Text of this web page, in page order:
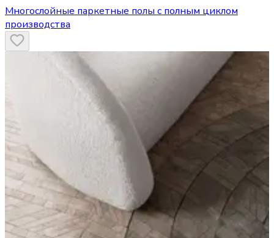
Многослойные паркетные полы с полным циклом
производства